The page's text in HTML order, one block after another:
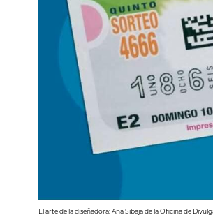
El arte de la diseñadora: Ana Sibaja de la Oficina de